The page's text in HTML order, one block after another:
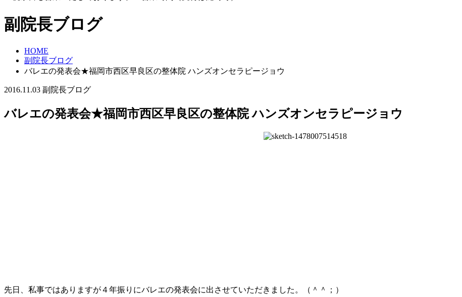
副院長ブログ
HOME
副院長ブログ
バレエの発表会★福岡市西区早良区の整体院 ハンズオンセラピージョウ
2016.11.03 副院長ブログ
バレエの発表会★福岡市西区早良区の整体院 ハンズオンセラピージョウ
先日、私事ではありますが４年振りにバレエの発表会に出させていただきました。（＾＾；）